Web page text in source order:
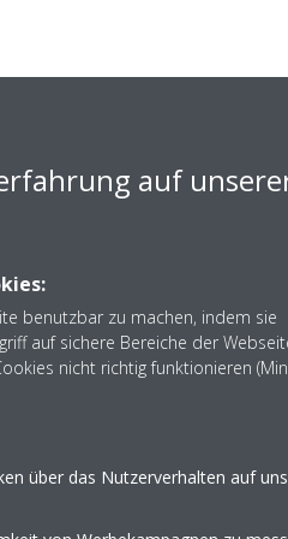
Person und anderer
von Maßnahmen im
im Rahmen einer Klage
offen, wenn wir
einreichen werden.
und/oder an unsere externen
Sorgfalt behandelt.
ist der Prüfungsausschuss der
bzw. der örtliche Vertreter
auf
benutzbar zu machen, indem sie
auf sichere Bereiche der
nicht richtig funktionieren
über das Nutzerverhalten auf